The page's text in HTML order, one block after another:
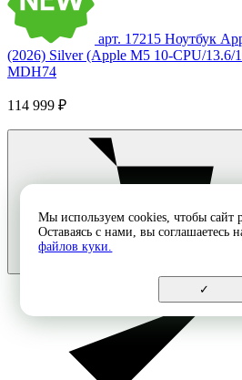
арт. 17215 Ноутбук
(2026) Silver (Apple M5 10-CPU/13.6/
MDH74
114 999 ₽
Мы используем cookies, чтобы сайт
Оставаясь с нами, вы соглашаетесь
файлов куки.
✓